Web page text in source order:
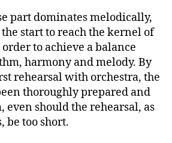
part dominates melodically,
start to reach the kernel of
to achieve a balance
harmony and melody. By
rehearsal with orchestra, the
thoroughly prepared and
even should the rehearsal, as
be too short.